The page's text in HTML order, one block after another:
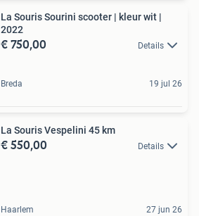
La Souris Sourini scooter | kleur wit |
2022
€ 750,00 Details
Breda 19 jul 26
La Souris Vespelini 45 km
€ 550,00 Details
Haarlem 27 jun 26